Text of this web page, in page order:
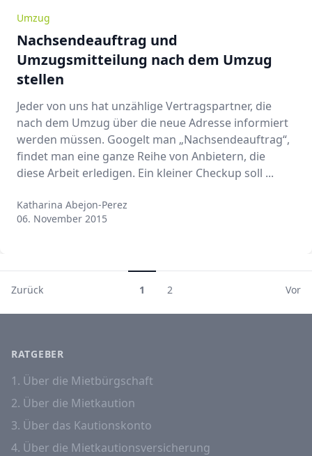
Umzug
Nachsendeauftrag und
Umzugsmitteilung nach dem Umzug
stellen
Jeder von uns hat unzählige Vertragspartner, die
nach dem Umzug über die neue Adresse informiert
werden müssen. Googelt man „Nachsendeauftrag“,
findet man eine ganze Reihe von Anbietern, die
diese Arbeit erledigen. Ein kleiner Checkup soll ...
Katharina Abejon-Perez
Katharina Abejon-Perez
06. November 2015
Zurück 1 2 Vor
RATGEBER
1. Über die Mietbürgschaft
2. Über die Mietkaution
3. Über das Kautionskonto
4. Über die Mietkautionsversicherung